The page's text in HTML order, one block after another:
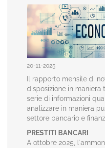
20-11-2025
Il rapporto mensile di
disposizione in maniera
serie di informazioni
analizzare in maniera
settore bancario e
PRESTITI BANCARI
A ottobre 2025,